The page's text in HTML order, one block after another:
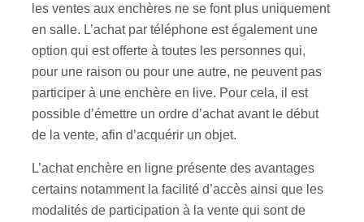
les ventes aux enchères ne se font plus uniquement
en salle. L’achat par téléphone est également une
option qui est offerte à toutes les personnes qui,
pour une raison ou pour une autre, ne peuvent pas
participer à une enchère en live. Pour cela, il est
possible d’émettre un ordre d’achat avant le début
de la vente, afin d’acquérir un objet.
L’achat enchère en ligne présente des avantages
certains notamment la facilité d’accès ainsi que les
modalités de participation à la vente qui sont de